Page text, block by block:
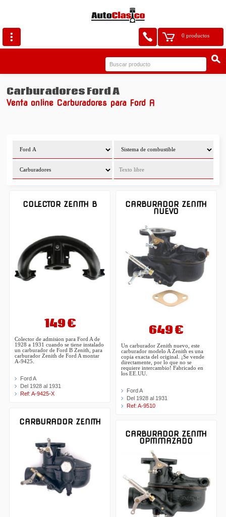
0 productos
Carburadores Ford A
Venta online Carburadores para Ford A
COLECTOR ZENITH B
149 €
Colector de admision para Ford A de
1928 a 1931 cuando se tiene instalado
un carburador de Ford B Zenith, para
carburador Zenith de Ford A montar
A-9425.
Ford A
Del 1928 al 1931
Ref: A-9425-X
CARBURADOR ZENITH
CARBURADOR ZENITH
NUEVO
649 €
Un carburador Zenith nuevo, este
carburador modelo A Zenith es una
copia exacta del original. ¡Se vende
directamente, por lo que no se
requiere intercambio! Fabricado en
los EE.UU.
Ford A
Del 1928 al 1931
Ref: A-9510
CARBURADOR ZENITH
OPITIMAZADO